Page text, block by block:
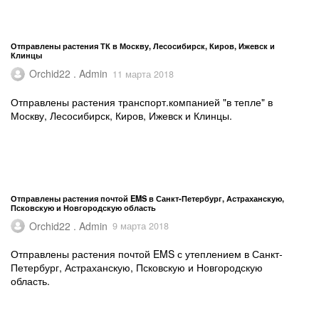
Отправлены растения ТК в Москву, Лесосибирск, Киров, Ижевск и
Клинцы
Orchid22 . Admin 11 марта 2018
Отправлены растения транспорт.компанией "в тепле" в
Москву, Лесосибирск, Киров, Ижевск и Клинцы.
Отправлены растения почтой EMS в Санкт-Петербург, Астраханскую,
Псковскую и Новгородскую область
Orchid22 . Admin 9 марта 2018
Отправлены растения почтой EMS с утеплением в Санкт-
Петербург, Астраханскую, Псковскую и Новгородскую
область.